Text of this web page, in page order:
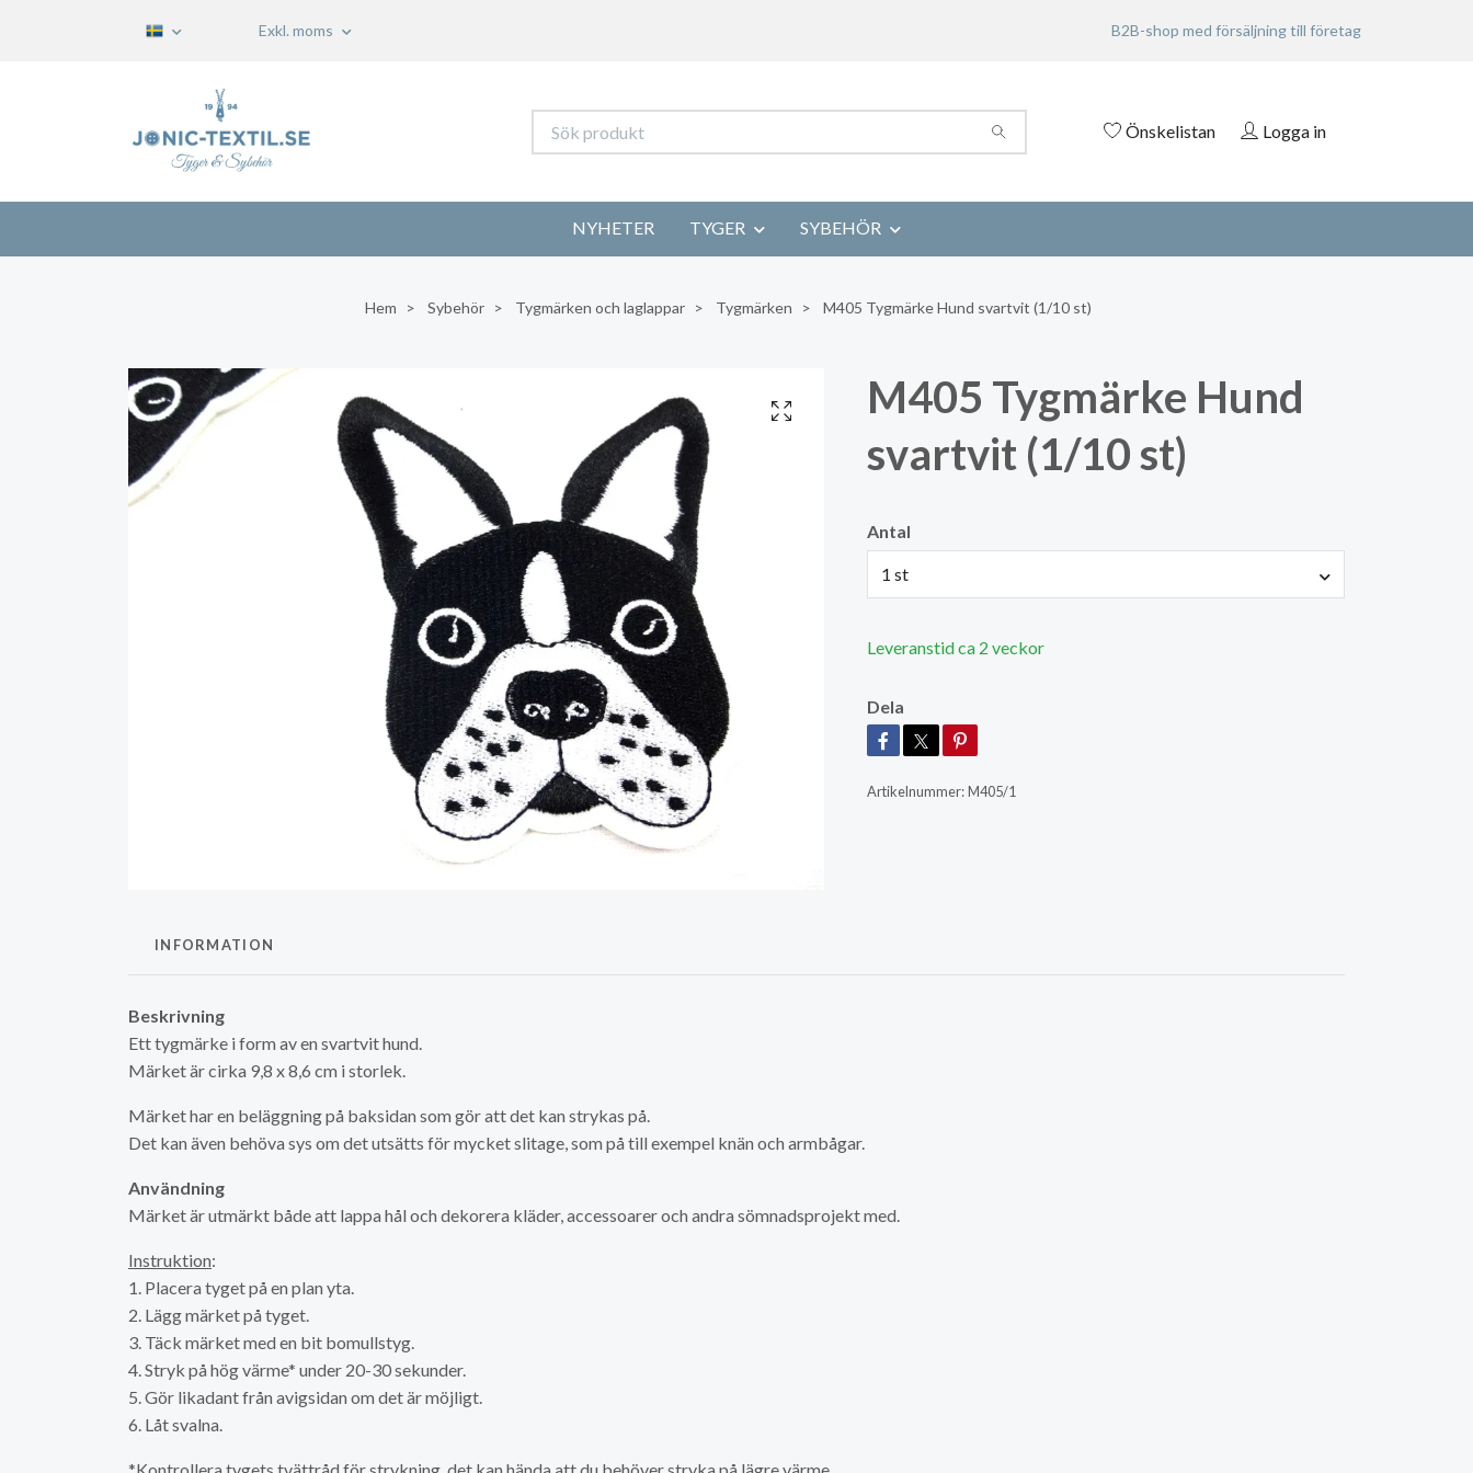
Exkl. moms B2B-shop med försäljning till företag
Önskelistan Logga in
NYHETER TYGER SYBEHÖR
Hem Sybehör Tygmärken och laglappar Tygmärken M405 Tygmärke Hund svartvit (1/10 st)
M405 Tygmärke Hund
svartvit (1/10 st)
Antal
1 st
Leveranstid ca 2 veckor
Dela
Artikelnummer:M405/1
INFORMATION
Beskrivning
Ett tygmärke i form av en svartvit hund.
Märket är cirka 9,8 x 8,6 cm i storlek.
Märket har en beläggning på baksidan som gör att det kan strykas på.
Det kan även behöva sys om det utsätts för mycket slitage, som på till exempel knän och armbågar.
Användning
Märket är utmärkt både att lappa hål och dekorera kläder, accessoarer och andra sömnadsprojekt med.
Instruktion:
1. Placera tyget på en plan yta.
2. Lägg märket på tyget.
3. Täck märket med en bit bomullstyg.
4. Stryk på hög värme* under 20-30 sekunder.
5. Gör likadant från avigsidan om det är möjligt.
6. Låt svalna.